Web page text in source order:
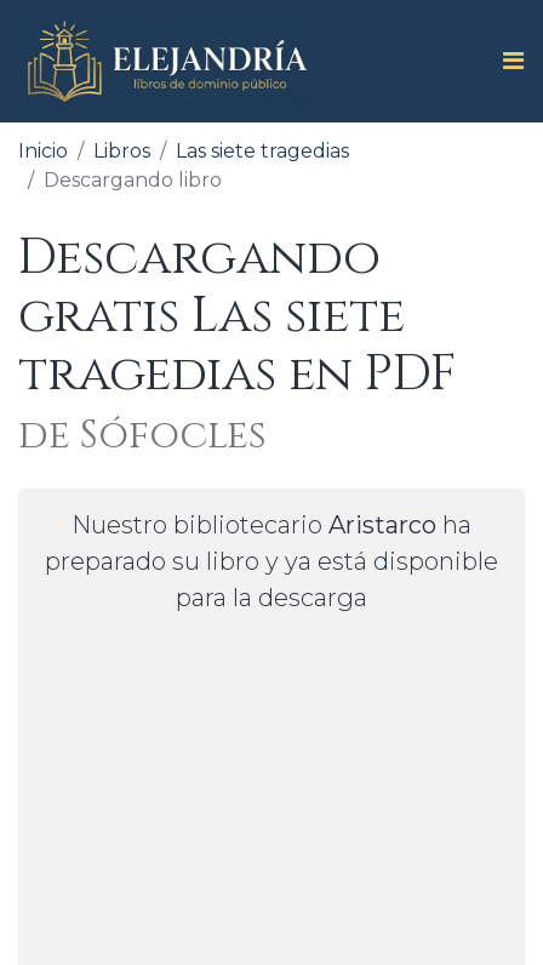
Inicio Libros
Las siete tragedias
Descargando libro
Descargando
gratis Las siete
tragedias en PDF
de Sófocles
Nuestro bibliotecario Aristarco ha
preparado su libro y ya está disponible
para la descarga